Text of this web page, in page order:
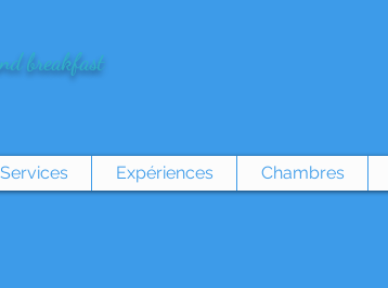
breakfast
Services Expériences Chambres